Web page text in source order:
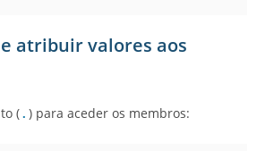
atribuir valores aos
(. ) para aceder os membros: